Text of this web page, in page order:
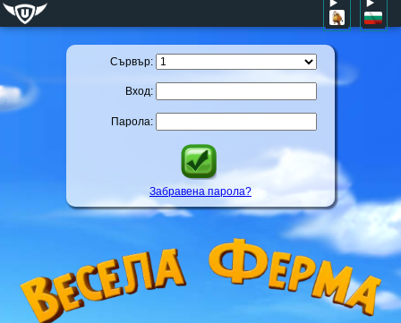
Сървър:
Вход:
Парола:
Забравена парола?